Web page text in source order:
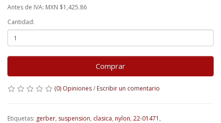
Antes de IVA: MXN $1,425.86
Cantidad:
Comprar
(0) Opiniones/ Escribir un comentario
Etiquetas: gerber, suspension, clasica, nylon, 22-01471 ,